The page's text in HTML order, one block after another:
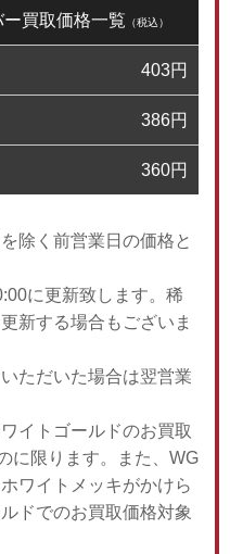
買取価格一覧 （税込）
403円
386円
360円
除く前営業日の価格と
に更新致します。稀
新する場合もございま
ただいた場合は翌営業
イトゴールドのお買取
に限ります。また、WG
ワイトメッキがかけら
ドでのお買取価格対象